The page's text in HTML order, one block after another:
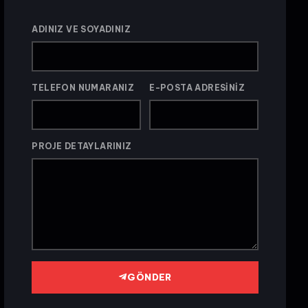
ADINIZ VE SOYADINIZ
TELEFON NUMARANIZ E-POSTA ADRESINIZ
PROJE DETAYLARINIZ
GÖNDER